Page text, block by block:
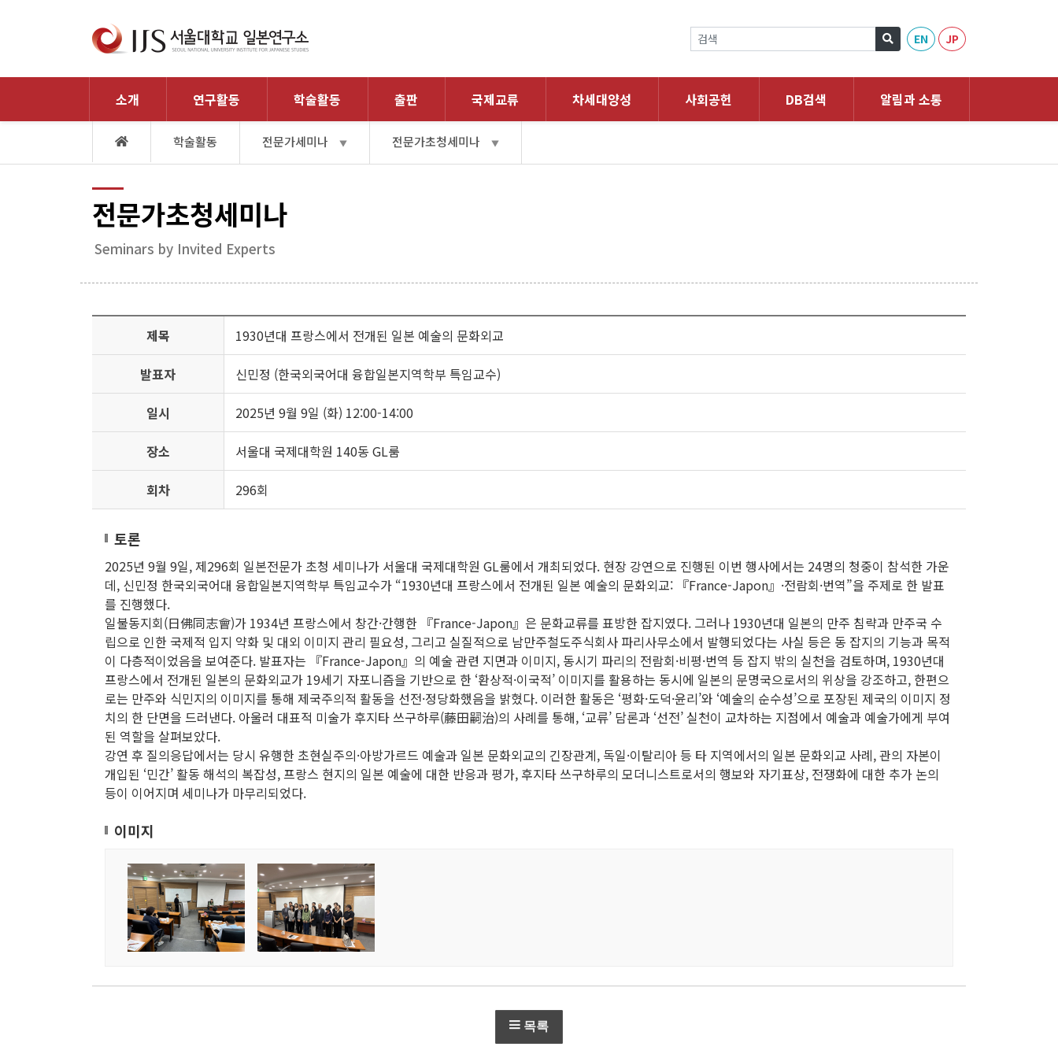
EN JP
소개 연구활동 학술활동 출판 국제교류 차세대양성 사회공헌 DB검색 알림과 소통
학술활동 전문가세미나 ▼ 전문가초청세미나 ▼
전문가초청세미나
Seminars by Invited Experts
제목 1930년대 프랑스에서 전개된 일본 예술의 문화외교
발표자 신민정 (한국외국어대 융합일본지역학부 특임교수)
일시 2025년 9월 9일 (화) 12:00-14:00
장소 서울대 국제대학원 140동 GL룸
회차 296회
토론
2025년 9월 9일, 제296회 일본전문가 초청 세미나가 서울대 국제대학원 GL룸에서 개최되었다. 현장 강연으로 진행된 이번 행사에서는 24명의 청중이 참석한 가운
데, 신민정 한국외국어대 융합일본지역학부 특임교수가 “1930년대 프랑스에서 전개된 일본 예술의 문화외교: 『France-Japon』·전람회·번역”을 주제로 한 발표
를 진행했다.
일불동지회(日佛同志會)가 1934년 프랑스에서 창간·간행한 『France-Japon』은 문화교류를 표방한 잡지였다. 그러나 1930년대 일본의 만주 침략과 만주국 수
립으로 인한 국제적 입지 약화 및 대외 이미지 관리 필요성, 그리고 실질적으로 남만주철도주식회사 파리사무소에서 발행되었다는 사실 등은 동 잡지의 기능과 목적
이 다층적이었음을 보여준다. 발표자는 『France-Japon』의 예술 관련 지면과 이미지, 동시기 파리의 전람회·비평·번역 등 잡지 밖의 실천을 검토하며, 1930년대
프랑스에서 전개된 일본의 문화외교가 19세기 자포니즘을 기반으로 한 ‘환상적·이국적’ 이미지를 활용하는 동시에 일본의 문명국으로서의 위상을 강조하고, 한편으
로는 만주와 식민지의 이미지를 통해 제국주의적 활동을 선전·정당화했음을 밝혔다. 이러한 활동은 ‘평화·도덕·윤리’와 ‘예술의 순수성’으로 포장된 제국의 이미지 정
치의 한 단면을 드러낸다. 아울러 대표적 미술가 후지타 쓰구하루(藤田嗣治)의 사례를 통해, ‘교류’ 담론과 ‘선전’ 실천이 교차하는 지점에서 예술과 예술가에게 부여
된 역할을 살펴보았다.
강연 후 질의응답에서는 당시 유행한 초현실주의·아방가르드 예술과 일본 문화외교의 긴장관계, 독일·이탈리아 등 타 지역에서의 일본 문화외교 사례, 관의 자본이
개입된 ‘민간’ 활동 해석의 복잡성, 프랑스 현지의 일본 예술에 대한 반응과 평가, 후지타 쓰구하루의 모더니스트로서의 행보와 자기표상, 전쟁화에 대한 추가 논의
등이 이어지며 세미나가 마무리되었다.
이미지
목록